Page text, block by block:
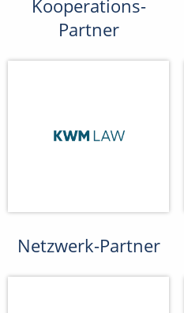
Kooperations-
Partner
Netzwerk-Partner